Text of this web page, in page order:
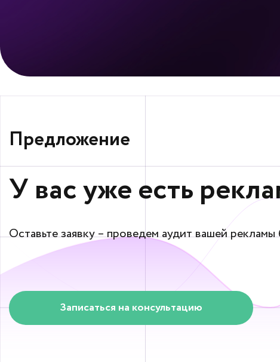
Предложение
У вас уже есть
Оставьте заявку – проведем аудит вашей
Записаться на консультацию